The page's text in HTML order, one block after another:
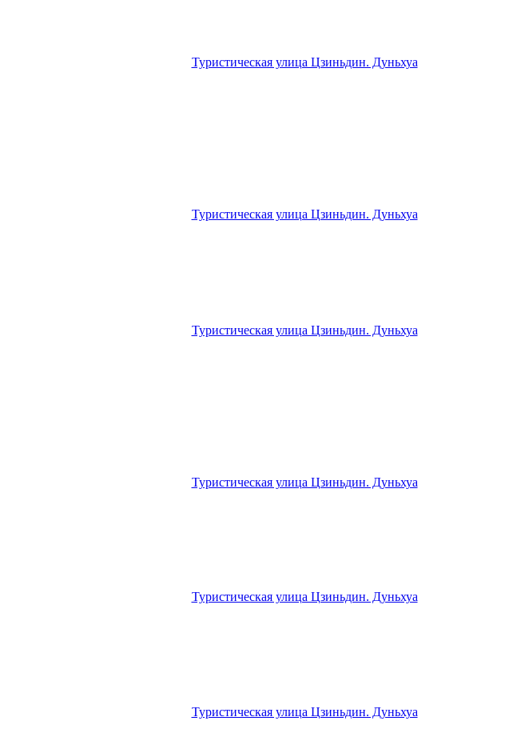
Туристическая улица Цзиньдин. Дуньхуа
Туристическая улица Цзиньдин. Дуньхуа
Туристическая улица Цзиньдин. Дуньхуа
Туристическая улица Цзиньдин. Дуньхуа
Туристическая улица Цзиньдин. Дуньхуа
Туристическая улица Цзиньдин. Дуньхуа